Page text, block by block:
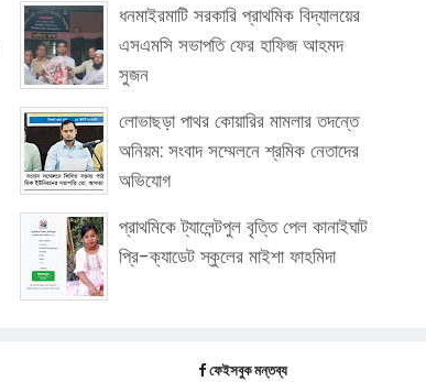
ধনমাইরমাটি সরকারি প্রাথমিক বিদ্যালয়ের
এসএমসি সভাপতি ফের হাফিজ আহমদ
সুজন
লোভাছড়া পাথর কোয়ারির মামলার তদন্তে
অনিয়ম: সংবাদ সম্মেলনে শ্রমিক নেতাদের
অভিযোগ
প্রাথমিকে ট্যালেন্টপুল বৃত্তি পেল কানাইঘাট
প্রি-ক্যাডেট স্কুলের মাইশা ফাহমিদা
ফেইসবুক মন্তব্য